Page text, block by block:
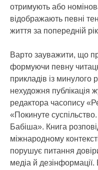
отримують або
відображають певні
життя за попередній
Варто зауважити, що
формуючи певну
прикладів із минулого
нехудожня публікація
редактора часопису
«Покинуте
Бабіша». Книга
міжнародному
порушує питання
медіа й